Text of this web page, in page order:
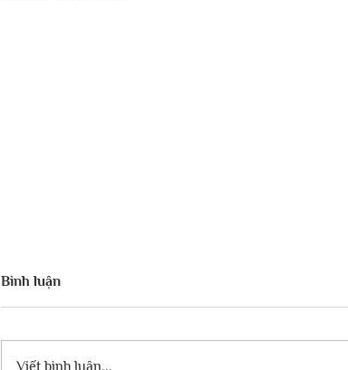
Bình luận
Viết bình luận...